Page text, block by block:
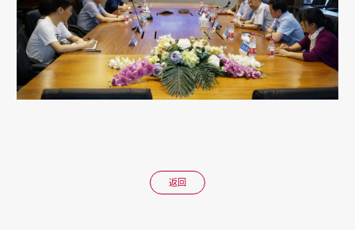
返回